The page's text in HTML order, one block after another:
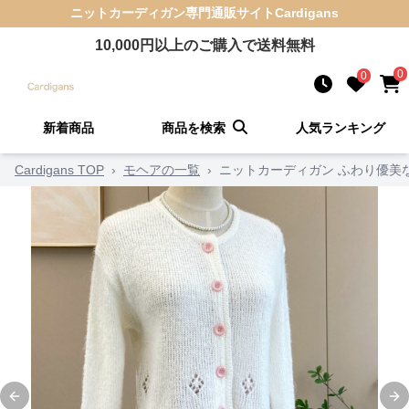
ニットカーディガン専門通販サイトCardigans
10,000円以上のご購入で送料無料
0 0
新着商品 商品を検索 人気ランキング
Cardigans TOP › モヘアの一覧 › ニットカーディガン ふわり優美
Previous slide